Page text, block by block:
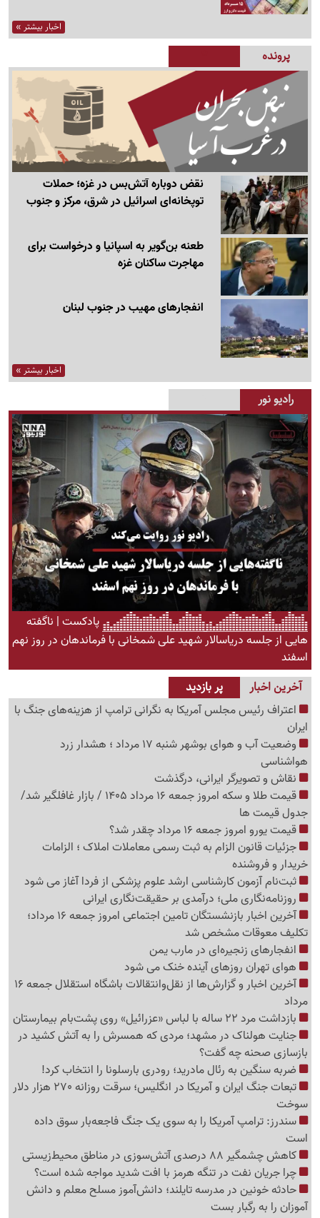
اخبار بیشتر »
پرونده
نقض دوباره آتش‌بس در غزه؛ حملات
توپخانه‌ای اسرائیل در شرق، مرکز و جنوب
طعنه بن‌گویر به اسپانیا و درخواست برای
مهاجرت ساکنان غزه
انفجارهای مهیب در جنوب لبنان
اخبار بیشتر »
رادیو نور
پادکست | ناگفته
هایی از جلسه دریاسالار شهید علی شمخانی با فرماندهان در روز نهم
اسفند
آخرین اخبار پر بازدید
اعتراف رئیس مجلس آمریکا به نگرانی ترامپ از هزینه‌های جنگ با
ایران
وضعیت آب و هوای بوشهر شنبه 17 مرداد ؛ هشدار زرد
هواشناسی
نقاش و تصویرگر ایرانی، درگذشت
قیمت طلا و سکه امروز جمعه 16 مرداد 1405 / بازار غافلگیر شد/
جدول قیمت ها
قیمت یورو امروز جمعه 16 مرداد چقدر شد؟
جزئیات قانون الزام به ثبت رسمی معاملات املاک ؛ الزامات
خریدار و فروشنده
ثبت‌نام‌ آزمون کارشناسی ارشد علوم پزشکی از فردا آغاز می شود
روزنامه‌نگاری ملی؛ درآمدی بر حقیقت‌نگاری ایرانی
آخرین اخبار بازنشستگان تامین اجتماعی امروز جمعه 16 مرداد؛
تکلیف معوقات مشخص شد
انفجارهای زنجیره‌ای در مارب یمن
هوای تهران روزهای آینده خنک می شود
آخرین اخبار و گزارش‌ها از نقل‌وانتقالات باشگاه استقلال جمعه 16
مرداد
بازداشت مرد 22 ساله با لباس «عزرائیل» روی پشت‌بام بیمارستان
جنایت هولناک در مشهد؛ مردی که همسرش را به آتش کشید در
بازسازی صحنه چه گفت؟
ضربه سنگین به رئال مادرید؛ رودری بارسلونا را انتخاب کرد!
تبعات جنگ ایران و آمریکا در انگلیس؛ سرقت روزانه 270 هزار دلار
سوخت
سندرز: ترامپ آمریکا را به سوی یک جنگ فاجعه‌بار سوق داده
است
کاهش چشمگیر 88 درصدی آتش‌سوزی در مناطق محیط‌زیستی
چرا جریان نفت در تنگه هرمز با افت شدید مواجه شده است؟
حادثه خونین در مدرسه تایلند؛ دانش‌آموز مسلح معلم و دانش
آموزان را به رگبار بست